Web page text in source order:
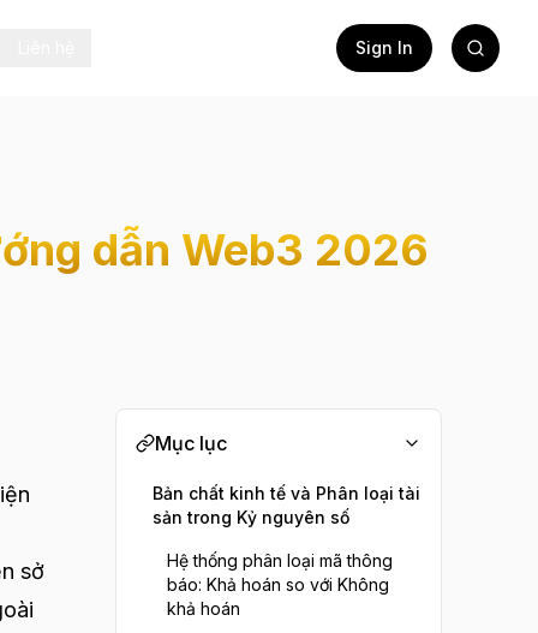
Sign In
dẫn Web3 2026
sở
Mục lục
Bản chất kinh tế và Phân loại tài
sản trong Kỷ nguyên số
Hệ thống phân loại mã thông
báo: Khả hoán so với Không
khả hoán